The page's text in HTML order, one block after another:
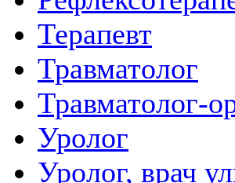
Терапевт
Травматолог
Травматолог-
Уролог
Уролог, врач